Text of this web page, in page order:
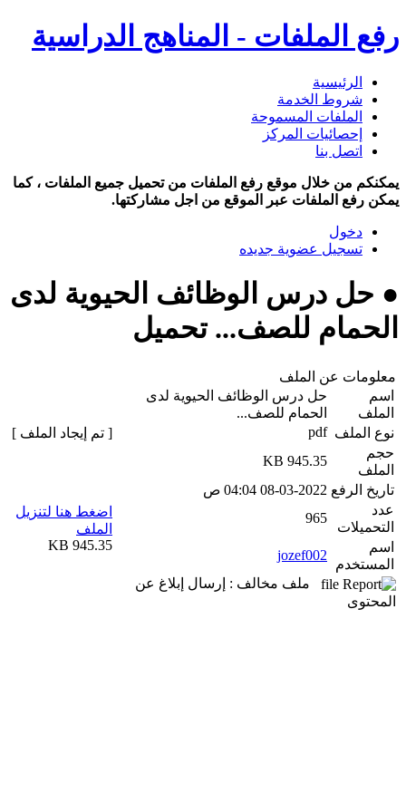
رفع الملفات - المناهج الدراسية
الرئيسية
شروط الخدمة
الملفات المسموحة
إحصائيات المركز
اتصل بنا
يمكنكم من خلال موقع رفع الملفات من تحميل جميع الملفات ، كما
يمكن رفع الملفات عبر الموقع من اجل مشاركتها.
دخول
تسجيل عضوية جديده
● حل درس الوظائف الحيوية لدى
الحمام للصف... تحميل
معلومات عن الملف
اسم
الملف
حل درس الوظائف الحيوية لدى
الحمام للصف...
نوع الملف pdf
حجم
الملف
945.35 KB
تاريخ الرفع 08-03-2022 04:04 ص
عدد
التحميلات
965
اسم
المستخدم
jozef002
ملف مخالف : إرسال إبلاغ عن
المحتوى
[ تم إيجاد الملف ]
اضغط هنا لتنزيل
الملف
945.35 KB